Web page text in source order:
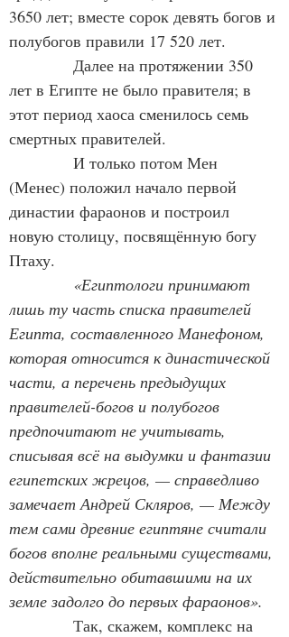
3650 лет; вместе сорок девять богов и
полубогов правили 17 520 лет.
Далее на протяжении 350
лет в Египте не было правителя; в
этот период хаоса сменилось семь
смертных правителей.
И только потом Мен
(Менес) положил начало первой
династии фараонов и построил
новую столицу, посвящённую богу
Птаху.
«Египтологи принимают
лишь ту часть списка правителей
Египта, составленного Манефоном,
которая относится к династической
части, а перечень предыдущих
правителей-богов и полубогов
предпочитают не учитывать,
списывая всё на выдумки и фантазии
египетских жрецов, — справедливо
замечает Андрей Скляров, — Между
тем сами древние египтяне считали
богов вполне реальными существами,
действительно обитавшими на их
земле задолго до первых фараонов».
Так, скажем, комплекс на